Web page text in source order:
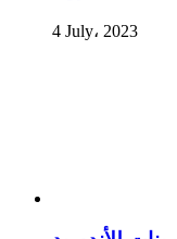
4 July، 2023